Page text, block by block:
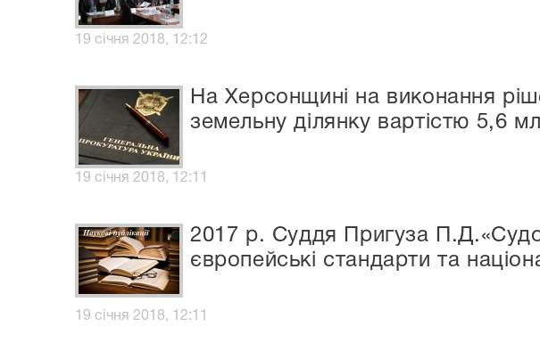
19 січня 2018, 12:12
На Херсонщині на виконання
земельну ділянку вартістю 5,6
19 січня 2018, 12:11
2017 р. Суддя Пригуза
європейські стандарти та
19 січня 2018, 12:11